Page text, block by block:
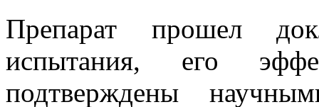
Препарат прошел
испытания, его
подтверждены